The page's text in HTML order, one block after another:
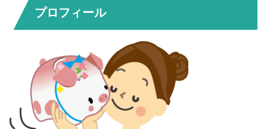
プロフィール